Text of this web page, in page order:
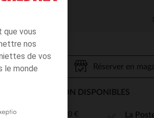
que vous
nos
de vos
le monde
Réserver en
DE LIVRAISON DISPONIBLES
Point Relais 4,90 € La